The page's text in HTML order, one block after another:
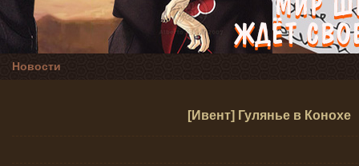
Новости
[Ивент] Гулянье в Конохе